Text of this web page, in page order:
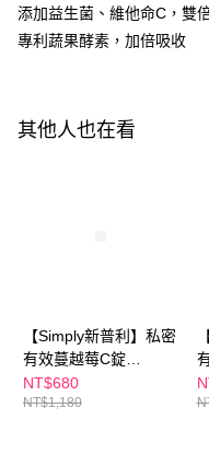
相關說明
【關於「AFTEE先享後付」】
２．便利：只要手機號碼，簡
３．安心：先確認商品／服務後
後付繳納相關費用。
※ 交易是否成功請以「AFTEE
是否繳費成功／繳費後需取消
客戶支援中心」
https://
付款後萊爾富取貨
每筆NT$100，滿NT$600(
添加益生菌、維他命C，雙
專利蔬果酵素，加倍吸收
其他人也在看
【Simply新普利】私密
有效蔓越莓C錠
PLUS(30入/盒) D-甘露
糖+私密益生菌
NT$680
NT$1,180